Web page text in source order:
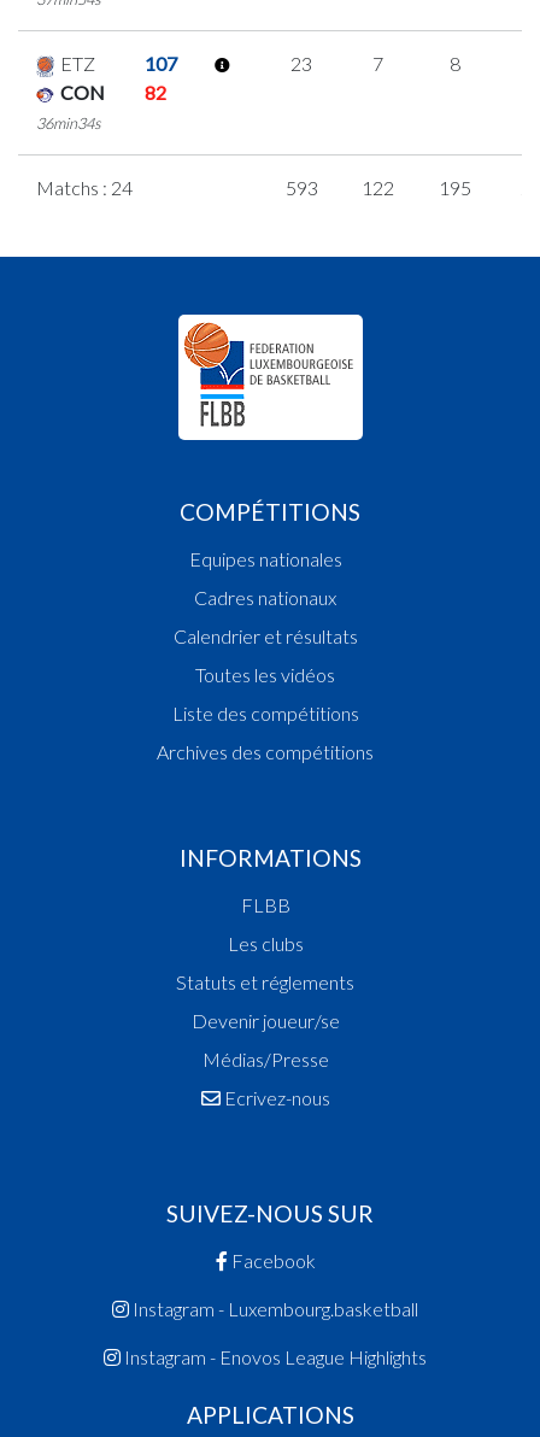
ETZ
107
CON
82
36min34s
23 7 8
Matchs : 24 593 122 195
COMPÉTITIONS
Equipes nationales
Cadres nationaux
Calendrier et résultats
Toutes les vidéos
Liste des compétitions
Archives des compétitions
INFORMATIONS
FLBB
Les clubs
Statuts et réglements
Devenir joueur/se
Médias/Presse
Ecrivez-nous
SUIVEZ-NOUS SUR
Facebook
Instagram - Luxembourg.basketball
Instagram - Enovos League Highlights
APPLICATIONS